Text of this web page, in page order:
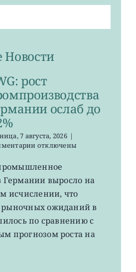
Новости
рост
ослаб до
7 августа, 2026 |
к
EWG:
рост
промпроизводства
Германии
до
0,2%
отключены
Германии выросло на
исчислении, что
ожиданий в
по сравнению с
прогнозом роста на